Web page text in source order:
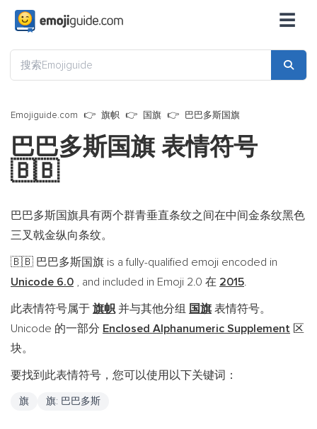
☰
Emojiguide.com 旗帜 国旗 巴巴多斯国旗
巴巴多斯国旗 表情符号
🇧🇧
巴巴多斯国旗具有两个群青垂直条纹之间在中间金条纹黑色
三叉戟金纵向条纹。
🇧🇧 巴巴多斯国旗 is a fully-qualified emoji encoded in
Unicode 6.0 , and included in Emoji 2.0 在 2015.
此表情符号属于 旗帜并与其他分组 国旗 表情符号。
Unicode 的一部分 Enclosed Alphanumeric Supplement 区
块。
要找到此表情符号，您可以使用以下关键词：
旗 旗: 巴巴多斯